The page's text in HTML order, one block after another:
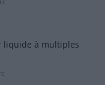
liquide à multiples